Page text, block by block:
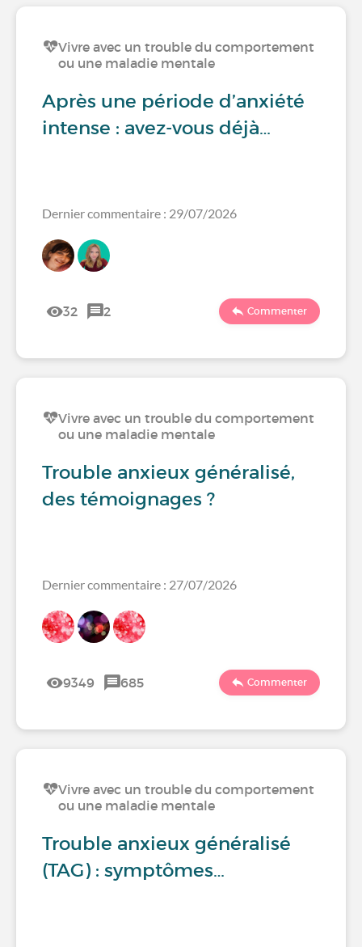
Vivre avec un trouble du comportement
ou une maladie mentale
Après une période d’anxiété
intense : avez-vous déjà…
Dernier commentaire : 29/07/2026
32 2 Commenter
Vivre avec un trouble du comportement
ou une maladie mentale
Trouble anxieux généralisé,
des témoignages ?
Dernier commentaire : 27/07/2026
9349 685 Commenter
Vivre avec un trouble du comportement
ou une maladie mentale
Trouble anxieux généralisé
(TAG) : symptômes…